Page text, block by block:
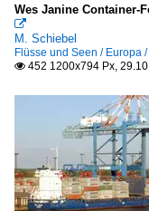
Wes Janine Container-

M. Schiebel
Flüsse und Seen / Europa
 452 1200x794 Px,